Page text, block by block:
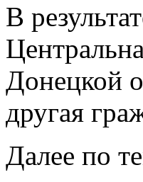
В
Донецкой
другая
Далее по